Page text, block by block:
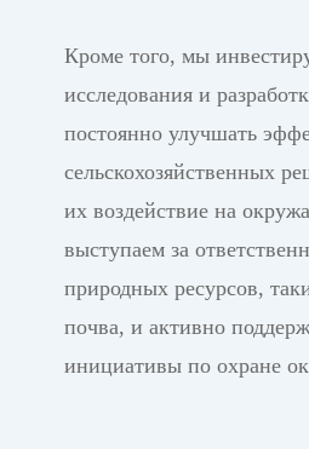
Кроме того, мы
исследования и
постоянно улучшать
сельскохозяйственных
их воздействие на
выступаем за
природных ресурсов,
почва, и активно
инициативы по охране